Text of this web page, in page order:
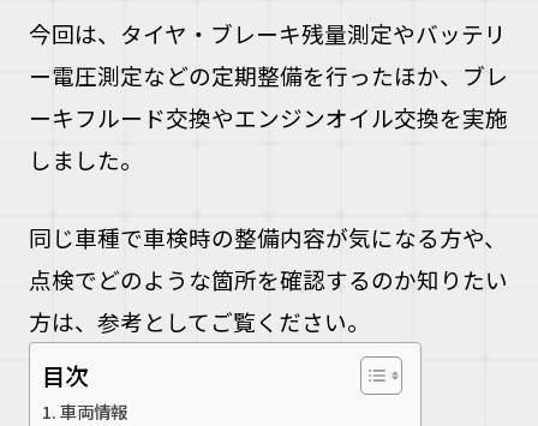
今回は、タイヤ・ブレーキ残量測定やバッテリ
ー電圧測定などの定期整備を行ったほか、ブレ
ーキフルード交換やエンジンオイル交換を実施
しました。
同じ車種で車検時の整備内容が気になる方や、
点検でどのような箇所を確認するのか知りたい
方は、参考としてご覧ください。
目次
車両情報